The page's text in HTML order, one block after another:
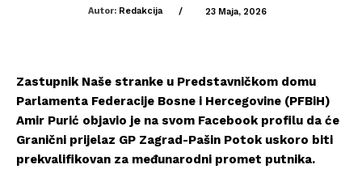
Autor: Redakcija / 23 Maja, 2026
Zastupnik Naše stranke u Predstavničkom domu
Parlamenta Federacije Bosne i Hercegovine (PFBiH)
Amir Purić objavio je na svom Facebook profilu da će
Granični prijelaz GP Zagrad-Pašin Potok uskoro biti
prekvalifikovan za međunarodni promet putnika.